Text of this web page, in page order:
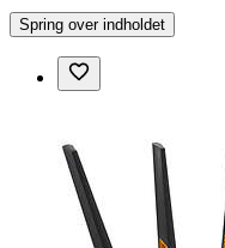
Spring over indholdet